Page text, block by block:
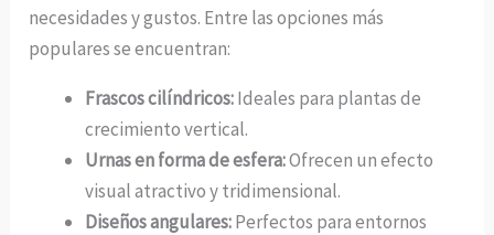
necesidades y gustos. Entre las opciones más
populares se encuentran:
Frascos cilíndricos:Ideales para plantas de
crecimiento vertical.
Urnas en forma de esfera:Ofrecen un efecto
visual atractivo y tridimensional.
Diseños angulares:Perfectos para entornos